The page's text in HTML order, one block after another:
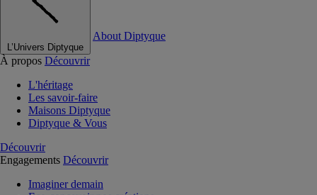
L’Univers Diptyque
About Diptyque
À propos Découvrir
L'héritage
Les savoir-faire
Maisons Diptyque
Diptyque & Vous
Découvrir
Engagements Découvrir
Imaginer demain